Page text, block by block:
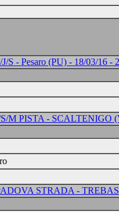
S - Pesaro (PU) - 18/03/16 -
PISTA - SCALTENIGO
STRADA -